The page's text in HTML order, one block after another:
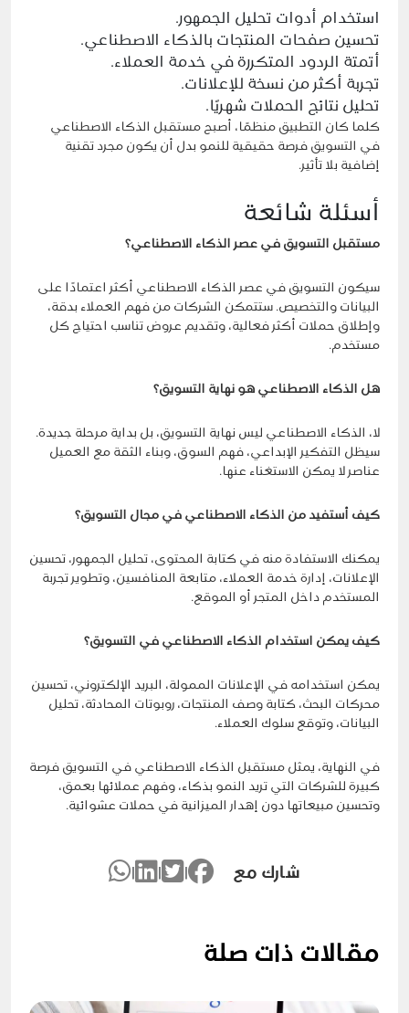
استخدام أدوات تحليل الجمهور.
تحسين صفحات المنتجات بالذكاء الاصطناعي.
أتمتة الردود المتكررة في خدمة العملاء.
تجربة أكثر من نسخة للإعلانات.
تحليل نتائج الحملات شهريًا.
كلما كان التطبيق منظمًا، أصبح مستقبل الذكاء الاصطناعي
في التسويق فرصة حقيقية للنمو بدل أن يكون مجرد تقنية
إضافية بلا تأثير.
أسئلة شائعة
مستقبل التسويق في عصر الذكاء الاصطناعي؟
سيكون التسويق في عصر الذكاء الاصطناعي أكثر اعتمادًا على
البيانات والتخصيص. ستتمكن الشركات من فهم العملاء بدقة،
وإطلاق حملات أكثر فعالية، وتقديم عروض تناسب احتياج كل
مستخدم.
هل الذكاء الاصطناعي هو نهاية التسويق؟
لا، الذكاء الاصطناعي ليس نهاية التسويق، بل بداية مرحلة جديدة.
سيظل التفكير الإبداعي، فهم السوق، وبناء الثقة مع العميل
عناصر لا يمكن الاستغناء عنها.
كيف أستفيد من الذكاء الاصطناعي في مجال التسويق؟
يمكنك الاستفادة منه في كتابة المحتوى، تحليل الجمهور، تحسين
الإعلانات، إدارة خدمة العملاء، متابعة المنافسين، وتطوير تجربة
المستخدم داخل المتجر أو الموقع.
كيف يمكن استخدام الذكاء الاصطناعي في التسويق؟
يمكن استخدامه في الإعلانات الممولة، البريد الإلكتروني، تحسين
محركات البحث، كتابة وصف المنتجات، روبوتات المحادثة، تحليل
البيانات، وتوقع سلوك العملاء.
في النهاية، يمثل مستقبل الذكاء الاصطناعي في التسويق فرصة
كبيرة للشركات التي تريد النمو بذكاء، وفهم عملائها بعمق،
وتحسين مبيعاتها دون إهدار الميزانية في حملات عشوائية.
شارك مع
مقالات ذات صلة